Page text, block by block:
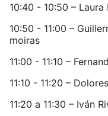
10:40 - 10:50 –
10:50 - 11:00 –
moiras
11:00 - 11:10 –
11:10 - 11:20 –
11:20 a 11:30 – Iván